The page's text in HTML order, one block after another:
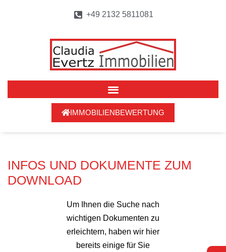
+49 2132 5811081
IMMOBILIENBEWERTUNG
INFOS UND DOKUMENTE ZUM
DOWNLOAD
Um Ihnen die Suche nach
wichtigen Dokumenten zu
erleichtern, haben wir hier
bereits einige für Sie